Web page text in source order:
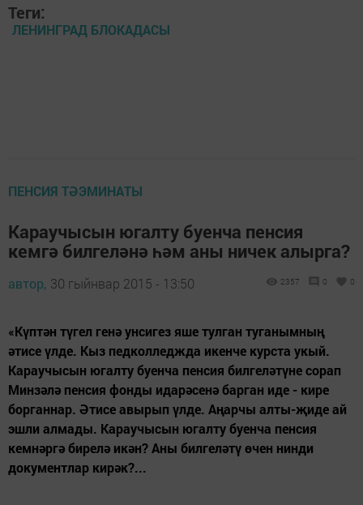
Теги:
ЛЕНИНГРАД БЛОКАДАСЫ
ПЕНСИЯ ТӘЭМИНАТЫ
Караучысын югалту буенча пенсия
кемгә билгеләнә һәм аны ничек алырга?
автор, 30 гыйнвар 2015 - 13:50 2357 0 0
«Күптән түгел генә унсигез яше тулган туганымның
әтисе үлде. Кыз педколледжда икенче курста укый.
Караучысын югалту буенча пенсия билгеләтүне сорап
Минзәлә пенсия фонды идарәсенә барган иде - кире
борганнар. Әтисе авырып үлде. Аңарчы алты-җиде ай
эшли алмады. Караучысын югалту буенча пенсия
кемнәргә бирелә икән? Аны билгеләтү өчен нинди
документлар кирәк?...